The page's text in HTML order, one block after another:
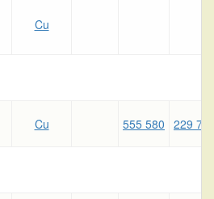
Cu
Cu 555 580 229